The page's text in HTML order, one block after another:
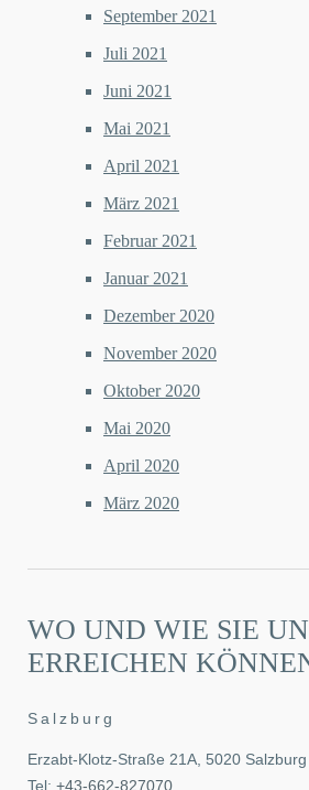
September 2021
Juli 2021
Juni 2021
Mai 2021
April 2021
März 2021
Februar 2021
Januar 2021
Dezember 2020
November 2020
Oktober 2020
Mai 2020
April 2020
März 2020
WO UND WIE SIE
ERREICHEN
Salzburg
Erzabt-Klotz-Straße 21A, 5020 Salzburg
Tel: +43-662-827070